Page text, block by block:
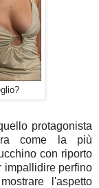
protagonista
come la più
con riporto
impallidire perfino
l'aspetto